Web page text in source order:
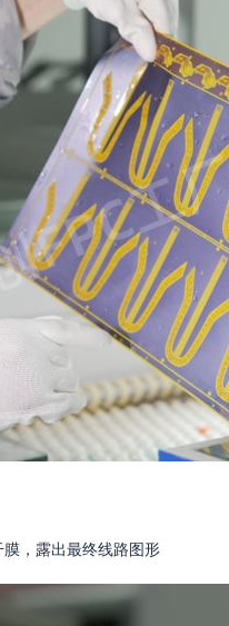
，露出最终线路图形